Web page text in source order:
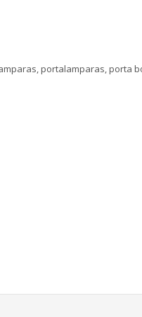
portalamparas, porta